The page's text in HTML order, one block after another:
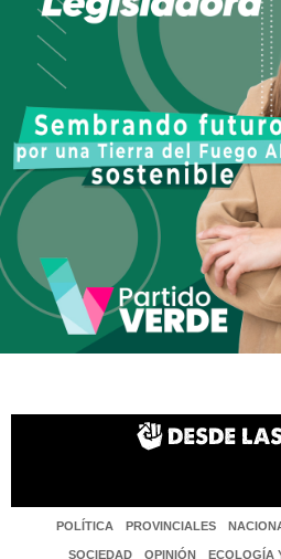
POLÍTICA PROVINCIALES
SOCIEDAD OPINIÓN ECOLOGÍA